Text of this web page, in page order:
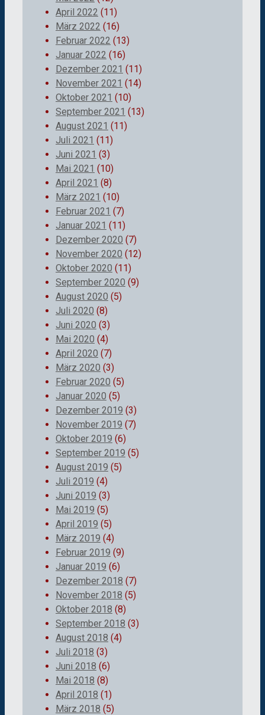
April 2022 (11)
März 2022 (16)
Februar 2022 (13)
Januar 2022 (16)
Dezember 2021 (11)
November 2021 (14)
Oktober 2021 (10)
September 2021 (13)
August 2021 (11)
Juli 2021 (11)
Juni 2021 (3)
Mai 2021 (10)
April 2021 (8)
März 2021 (10)
Februar 2021 (7)
Januar 2021 (11)
Dezember 2020 (7)
November 2020 (12)
Oktober 2020 (11)
September 2020 (9)
August 2020 (5)
Juli 2020 (8)
Juni 2020 (3)
Mai 2020 (4)
April 2020 (7)
März 2020 (3)
Februar 2020 (5)
Januar 2020 (5)
Dezember 2019 (3)
November 2019 (7)
Oktober 2019 (6)
September 2019 (5)
August 2019 (5)
Juli 2019 (4)
Juni 2019 (3)
Mai 2019 (5)
April 2019 (5)
März 2019 (4)
Februar 2019 (9)
Januar 2019 (6)
Dezember 2018 (7)
November 2018 (5)
Oktober 2018 (8)
September 2018 (3)
August 2018 (4)
Juli 2018 (3)
Juni 2018 (6)
Mai 2018 (8)
April 2018 (1)
März 2018 (5)